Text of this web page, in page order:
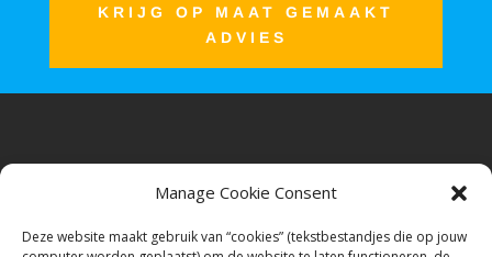
Manage Cookie Consent
Deze website maakt gebruik van “cookies” (tekstbestandjes die op jouw
KRIJG OP MAAT GEMAAKT
ADVIES
 Duinslag 34, Den Haag - 2554 BS